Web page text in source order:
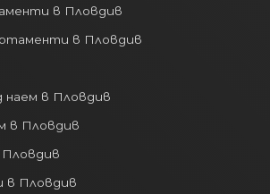
в Пловдив
в Пловдив
в Пловдив
в Пловдив
в Пловдив